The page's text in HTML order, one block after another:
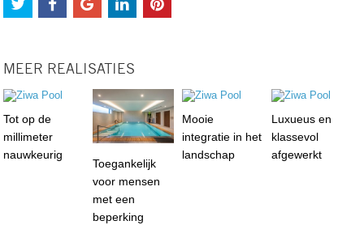
MEER REALISATIES
Tot op de
millimeter
nauwkeurig
Toegankelijk
voor mensen
met een
beperking
Mooie
integratie in het
landschap
Luxueus en
klassevol
afgewerkt